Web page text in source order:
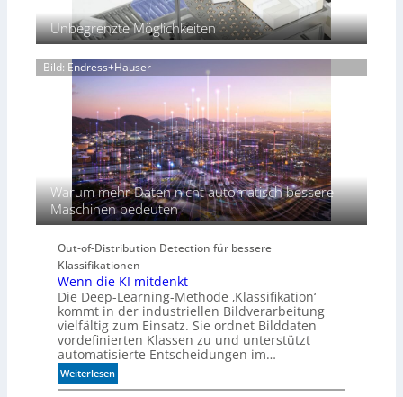
f
ü
r
d
K
I
-
Ä
r
a
Unbegrenzte Möglichkeiten
Bild: Endress+Hauser
Warum mehr Daten nicht automatisch bessere
Maschinen bedeuten
Out-of-Distribution Detection für bessere
Klassifikationen
Wenn die KI mitdenkt
Die Deep-Learning-Methode ‚Klassifikation‘
kommt in der industriellen Bildverarbeitung
vielfältig zum Einsatz. Sie ordnet Bilddaten
vordefinierten Klassen zu und unterstützt
automatisierte Entscheidungen im…
Weiterlesen:
W